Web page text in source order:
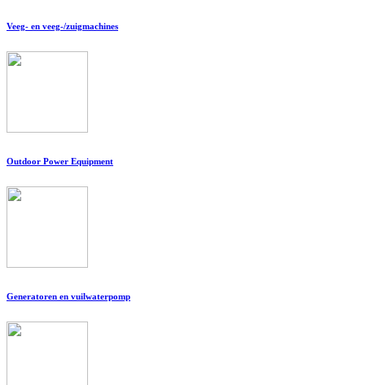
Veeg- en veeg-/zuigmachines
Outdoor Power Equipment
Generatoren en vuilwaterpomp